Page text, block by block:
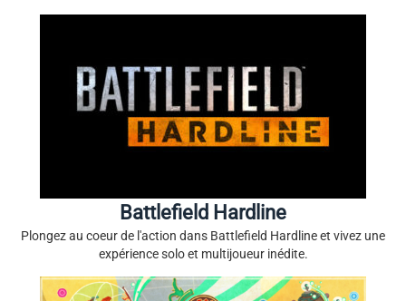
Battlefield Hardline
Plongez au coeur de l'action dans Battlefield Hardline et vivez une
expérience solo et multijoueur inédite.